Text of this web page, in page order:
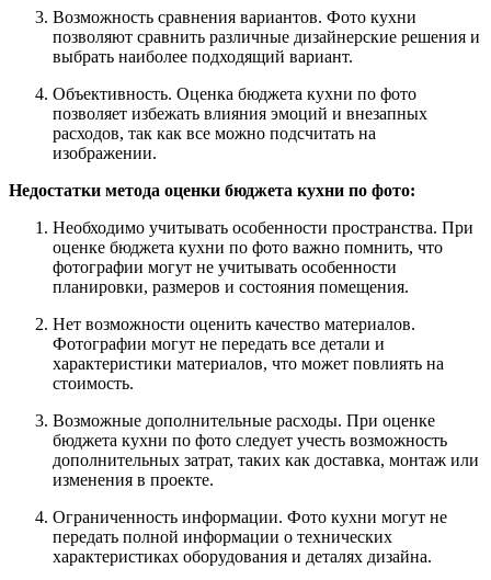
Возможность сравнения вариантов. Фото кухни
позволяют сравнить различные дизайнерские решения и
выбрать наиболее подходящий вариант.
Объективность. Оценка бюджета кухни по фото
позволяет избежать влияния эмоций и внезапных
расходов, так как все можно подсчитать на
изображении.
Недостатки метода оценки бюджета кухни по фото:
Необходимо учитывать особенности пространства. При
оценке бюджета кухни по фото важно помнить, что
фотографии могут не учитывать особенности
планировки, размеров и состояния помещения.
Нет возможности оценить качество материалов.
Фотографии могут не передать все детали и
характеристики материалов, что может повлиять на
стоимость.
Возможные дополнительные расходы. При оценке
бюджета кухни по фото следует учесть возможность
дополнительных затрат, таких как доставка, монтаж или
изменения в проекте.
Ограниченность информации. Фото кухни могут не
передать полной информации о технических
характеристиках оборудования и деталях дизайна.